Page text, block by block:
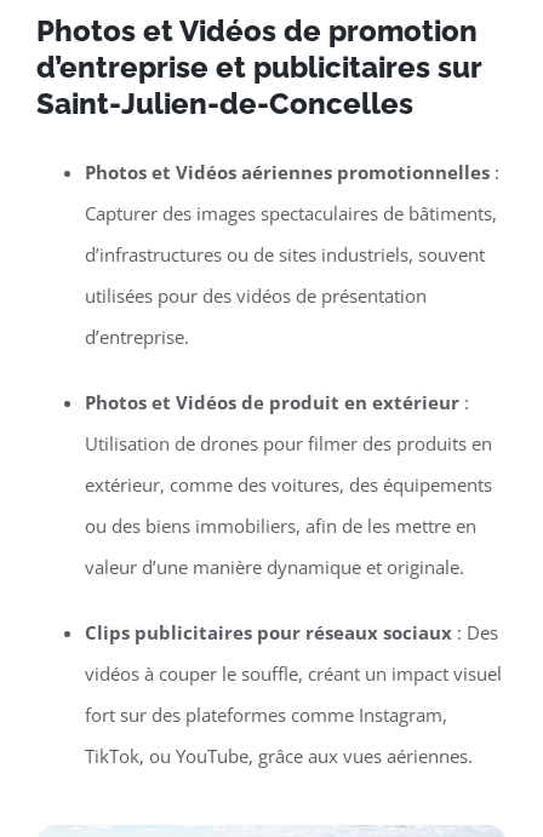
Photos et Vidéos de promotion
d’entreprise et publicitaires sur
Saint-Julien-de-Concelles
Photos et Vidéos aériennes promotionnelles:
Capturer des images spectaculaires de bâtiments,
d’infrastructures ou de sites industriels, souvent
utilisées pour des vidéos de présentation
d’entreprise.
Photos et Vidéos de produit en extérieur:
Utilisation de drones pour filmer des produits en
extérieur, comme des voitures, des équipements
ou des biens immobiliers, afin de les mettre en
valeur d’une manière dynamique et originale.
Clips publicitaires pour réseaux sociaux: Des
vidéos à couper le souffle, créant un impact visuel
fort sur des plateformes comme Instagram,
TikTok, ou YouTube, grâce aux vues aériennes.